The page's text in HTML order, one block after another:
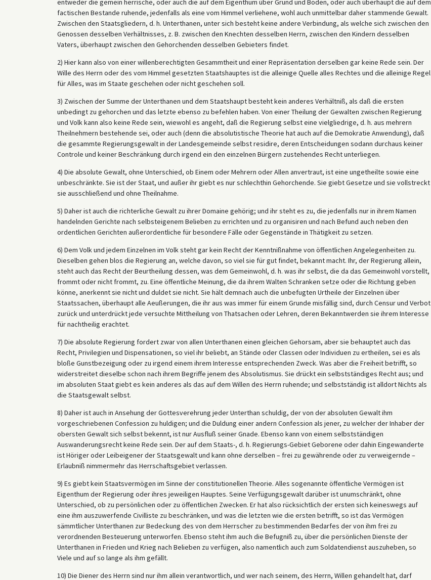
entweder die gemein herrische, oder auch die auf dem Eigenthum über Grund und Boden, oder auch überhaupt die auf dem
factischen Bestande ruhende, jedenfalls als eine vom Himmel verliehene, wohl auch unmittelbar daher stammende Gewalt.
Zwischen den Staatsgliedern, d. h. Unterthanen, unter sich besteht keine andere Verbindung, als welche sich zwischen den
Genossen desselben Verhältnisses, z. B. zwischen den Knechten desselben Herrn, zwischen den Kindern desselben
Vaters, überhaupt zwischen den Gehorchenden desselben Gebieters findet.
2) Hier kann also von einer willenberechtigten Gesammtheit und einer Repräsentation derselben gar keine Rede sein. Der
Wille des Herrn oder des vom Himmel gesetzten Staatshauptes ist die alleinige Quelle alles Rechtes und die alleinige Regel
für Alles, was im Staate geschehen oder nicht geschehen soll.
3) Zwischen der Summe der Unterthanen und dem Staatshaupt besteht kein anderes Verhältniß, als daß die ersten
unbedingt zu gehorchen und das letzte ebenso zu befehlen haben. Von einer Theilung der Gewalten zwischen Regierung
und Volk kann also keine Rede sein, wiewohl es angeht, daß die Regierung selbst eine vielgliedrige, d. h. aus mehrern
Theilnehmern bestehende sei, oder auch (denn die absolutistische Theorie hat auch auf die Demokratie Anwendung), daß
die gesammte Regierungsgewalt in der Landesgemeinde selbst residire, deren Entscheidungen sodann durchaus keiner
Controle und keiner Beschränkung durch irgend ein den einzelnen Bürgern zustehendes Recht unterliegen.
4) Die absolute Gewalt, ohne Unterschied, ob Einem oder Mehrern oder Allen anvertraut, ist eine ungetheilte sowie eine
unbeschränkte. Sie ist der Staat, und außer ihr giebt es nur schlechthin Gehorchende. Sie giebt Gesetze und sie vollstreckt
sie ausschließend und ohne Theilnahme.
5) Daher ist auch die richterliche Gewalt zu ihrer Domaine gehörig; und ihr steht es zu, die jedenfalls nur in ihrem Namen
handelnden Gerichte nach selbsteigenem Belieben zu errichten und zu organisiren und nach Befund auch neben den
ordentlichen Gerichten außerordentliche für besondere Fälle oder Gegenstände in Thätigkeit zu setzen.
6) Dem Volk und jedem Einzelnen im Volk steht gar kein Recht der Kenntnißnahme von öffentlichen Angelegenheiten zu.
Dieselben gehen blos die Regierung an, welche davon, so viel sie für gut findet, bekannt macht. Ihr, der Regierung allein,
steht auch das Recht der Beurtheilung dessen, was dem Gemeinwohl, d. h. was ihr selbst, die da das Gemeinwohl vorstellt,
frommt oder nicht frommt, zu. Eine öffentliche Meinung, die da ihrem Walten Schranken setze oder die Richtung geben
könne, anerkennt sie nicht und duldet sie nicht. Sie hält demnach auch die unbefugten Urtheile der Einzelnen über
Staatssachen, überhaupt alle Aeußerungen, die ihr aus was immer für einem Grunde misfällig sind, durch Censur und Verbot
zurück und unterdrückt jede versuchte Mittheilung von Thatsachen oder Lehren, deren Bekanntwerden sie ihrem Interesse
für nachtheilig erachtet.
7) Die absolute Regierung fordert zwar von allen Unterthanen einen gleichen Gehorsam, aber sie behauptet auch das
Recht, Privilegien und Dispensationen, so viel ihr beliebt, an Stände oder Classen oder Individuen zu ertheilen, sei es als
bloße Gunstbezeigung oder zu irgend einem ihrem Interesse entsprechenden Zweck. Was aber die Freiheit betrifft, so
widerstreitet dieselbe schon nach ihrem Begriffe jenem des Absolutismus. Sie drückt ein selbstständiges Recht aus; und
im absoluten Staat giebt es kein anderes als das auf dem Willen des Herrn ruhende; und selbstständig ist alldort Nichts als
die Staatsgewalt selbst.
8) Daher ist auch in Ansehung der Gottesverehrung jeder Unterthan schuldig, der von der absoluten Gewalt ihm
vorgeschriebenen Confession zu huldigen; und die Duldung einer andern Confession als jener, zu welcher der Inhaber der
obersten Gewalt sich selbst bekennt, ist nur Ausfluß seiner Gnade. Ebenso kann von einem selbstständigen
Auswanderungsrecht keine Rede sein. Der auf dem Staats-, d. h. Regierungs-Gebiet Geborene oder dahin Eingewanderte
ist Höriger oder Leibeigener der Staatsgewalt und kann ohne derselben – frei zu gewährende oder zu verweigernde –
Erlaubniß nimmermehr das Herrschaftsgebiet verlassen.
9) Es giebt kein Staatsvermögen im Sinne der constitutionellen Theorie. Alles sogenannte öffentliche Vermögen ist
Eigenthum der Regierung oder ihres jeweiligen Hauptes. Seine Verfügungsgewalt darüber ist unumschränkt, ohne
Unterschied, ob zu persönlichen oder zu öffentlichen Zwecken. Er hat also rücksichtlich der ersten sich keineswegs auf
eine ihm auszuwerfende Civilliste zu beschränken, und was die letzten wie die ersten betrifft, so ist das Vermögen
sämmtlicher Unterthanen zur Bedeckung des von dem Herrscher zu bestimmenden Bedarfes der von ihm frei zu
verordnenden Besteuerung unterworfen. Ebenso steht ihm auch die Befugniß zu, über die persönlichen Dienste der
Unterthanen in Frieden und Krieg nach Belieben zu verfügen, also namentlich auch zum Soldatendienst auszuheben, so
Viele und auf so lange als ihm gefällt.
10) Die Diener des Herrn sind nur ihm allein verantwortlich, und wer nach seinem, des Herrn, Willen gehandelt hat, darf